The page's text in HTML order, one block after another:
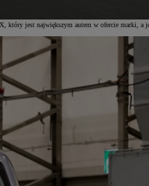
jest największym autem w ofercie marki, a